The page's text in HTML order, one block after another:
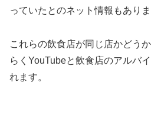
っていたとのネット情報もありま
これらの飲食店が同じ店かどう
らくYouTubeと飲食店のアルバ
れます。